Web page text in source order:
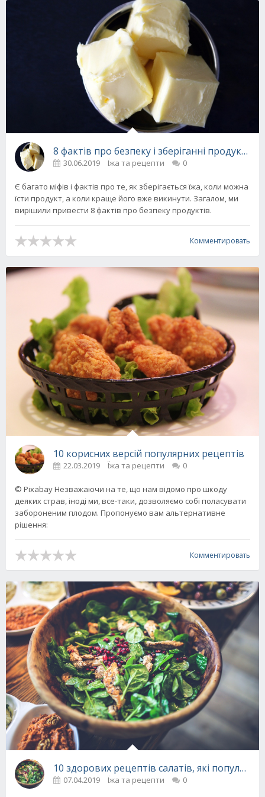
8 фактів про безпеку і зберіганні продуктів,
30.06.2019 Їжа та рецепти 0
Є багато міфів і фактів про те, як зберігається їжа, коли можна
їсти продукт, а коли краще його вже викинути. Загалом, ми
вирішили привести 8 фактів про безпеку продуктів.
Комментировать
10 корисних версій популярних рецептів
22.03.2019 Їжа та рецепти 0
© Pixabay Незважаючи на те, що нам відомо про шкоду
деяких страв, іноді ми, все-таки, дозволяємо собі поласувати
забороненим плодом. Пропонуємо вам альтернативне
рішення:
Комментировать
10 здорових рецептів салатів, які популярні
07.04.2019 Їжа та рецепти 0